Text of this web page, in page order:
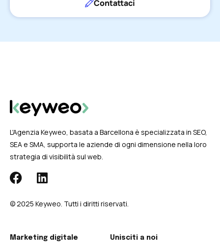
Contattaci
L'Agenzia Keyweo, basata a Barcellona è specializzata in SEO,
SEA e SMA, supporta le aziende di ogni dimensione nella loro
strategia di visibilità sul web.
© 2025 Keyweo. Tutti i diritti riservati.
Marketing digitale Unisciti a noi